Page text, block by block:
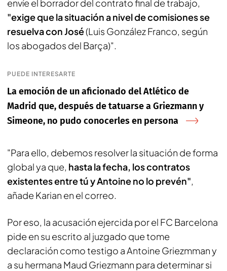
envíe el borrador del contrato final de trabajo,
"exige que la situación a nivel de comisiones se
resuelva con José(Luis González Franco, según
los abogados del Barça)".
PUEDE INTERESARTE
La emoción de un aficionado del Atlético de
Madrid que, después de tatuarse a Griezmann y
Simeone, no pudo conocerles en persona
"Para ello, debemos resolver la situación de forma
global ya que, hasta la fecha, los contratos
existentes entre tú y Antoine no lo prevén",
añade Karian en el correo.
Por eso, la acusación ejercida por el FC Barcelona
pide en su escrito al juzgado que tome
declaración como testigo a Antoine Griezmman y
a su hermana Maud Griezmann para determinar si